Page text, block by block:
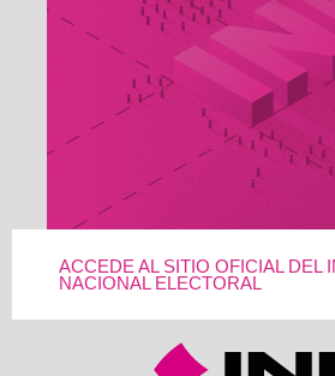
ACCEDE AL SITIO OFICIAL DEL
NACIONAL ELECTORAL